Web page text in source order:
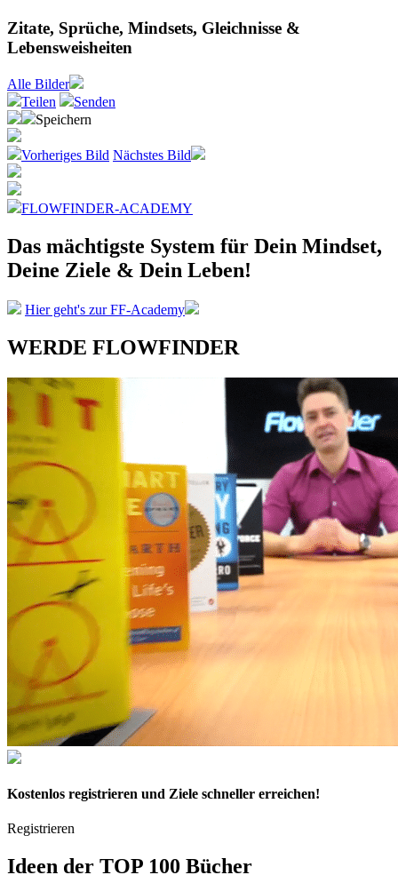
Zitate, Sprüche, Mindsets, Gleichnisse &
Lebensweisheiten
Alle Bilder
Teilen
Senden
Speichern
Vorheriges Bild Nächstes Bild
FLOWFINDER-ACADEMY
Das mächtigste System für Dein Mindset,
Deine Ziele & Dein Leben!
Hier geht's zur FF-Academy
WERDE FLOWFINDER
Kostenlos registrieren und Ziele schneller erreichen!
Registrieren
Ideen der TOP 100 Bücher